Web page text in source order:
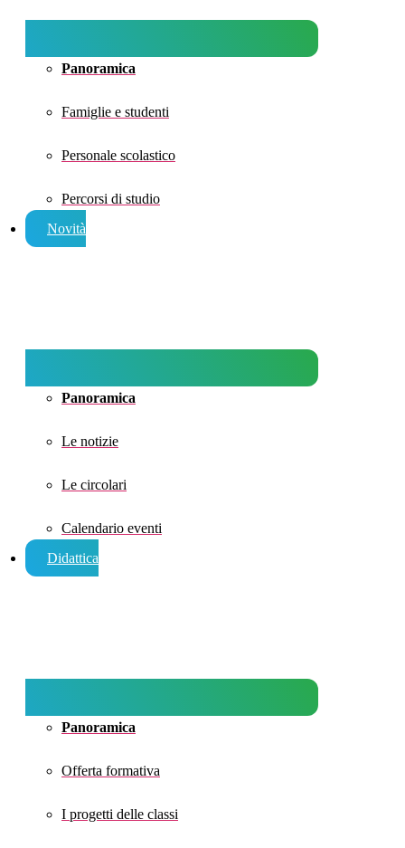
Panoramica
Famiglie e studenti
Personale scolastico
Percorsi di studio
Novità
Panoramica
Le notizie
Le circolari
Calendario eventi
Didattica
Panoramica
Offerta formativa
I progetti delle classi